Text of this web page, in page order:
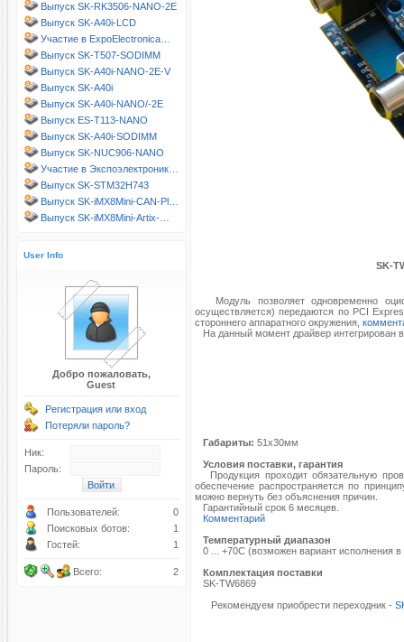
Выпуск SK-RK3506-NANO-2E
Выпуск SK-A40i-LCD
Участие в ExpoElectronica…
Выпуск SK-T507-SODIMM
Выпуск SK-A40i-NANO-2E-V
Выпуск SK-A40i
Выпуск SK-A40i-NANO/-2E
Выпуск ES-T113-NANO
Выпуск SK-A40i-SODIMM
Выпуск SK-NUC906-NANO
Участие в Экспоэлектроник…
Выпуск SK-STM32H743
Выпуск SK-iMX8Mini-CAN-Pl…
Выпуск SK-iMX8Mini-Artix-…
User Info
Добро пожаловать,
Guest
Регистрация или вход
Потеряли пароль?
Ник:
Пароль:
Пользователей:
0
Поисковых ботов:
1
Гостей:
1
Всего: 2
SK-
Модуль позволяет одновременно
осуществляется) передаются по PCI
стороннего аппаратного окружения,
На данный момент драйвер интегрирован
Габариты: 51х30мм
Условия поставки, гарантия
Продукция проходит обязательную
обеспечение распространяется по
можно вернуть без объяснения причин.
Гарантийный срок 6 месяцев.
Комментарий
Температурный диапазон
0 ... +70С (возможен вариант исполнения
Комплектация поставки
SK-TW6869
Рекомендуем приобрести переходник -